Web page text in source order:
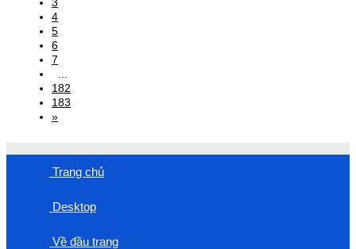
4
5
6
7
182
183
»
Trang chủ
Desktop
Về đầu trang